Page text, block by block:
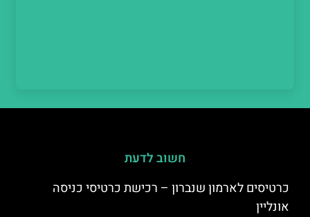
חשוב לדעת
כרטיסים לארמון שנברון – רכישת כרטיסי כניסה
אונליין